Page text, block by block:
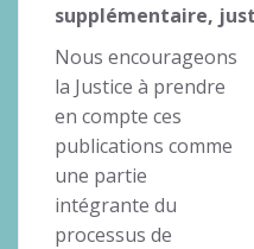
supplémentaire,
Nous encourageons
la Justice à prendre
en compte ces
publications comme
une partie
intégrante du
processus de